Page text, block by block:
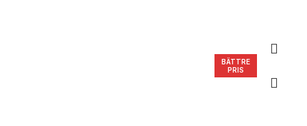
BÄTTRE
PRIS